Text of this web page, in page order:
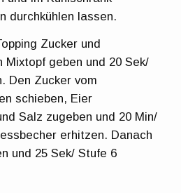
durchkühlen lassen.
Zucker und
Mixtopf geben und 20 Sek/
Den Zucker vom
schieben, Eier
Salz zugeben und 20 Min/
erhitzen. Danach
und 25 Sek/ Stufe 6